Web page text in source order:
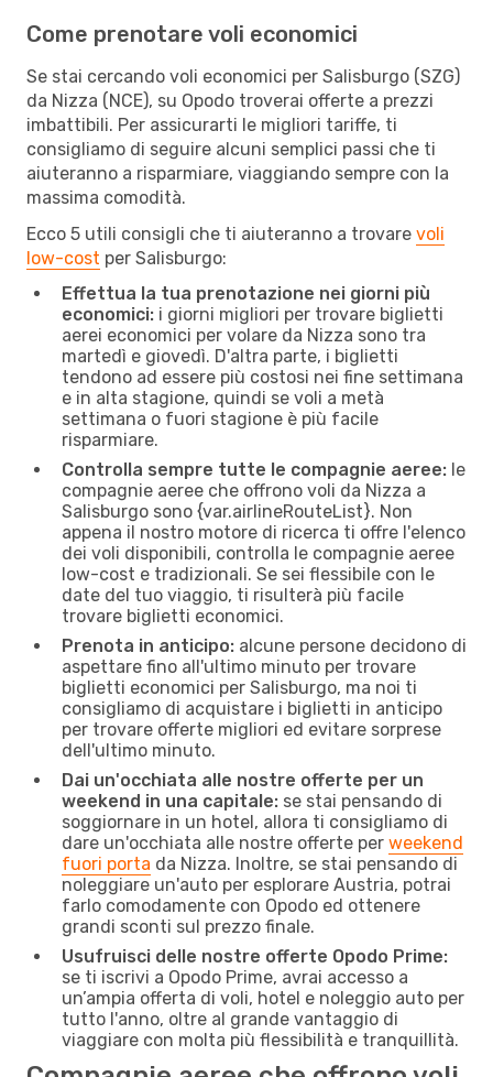
Come prenotare voli economici
Se stai cercando voli economici per Salisburgo (SZG)
da Nizza (NCE), su Opodo troverai offerte a prezzi
imbattibili. Per assicurarti le migliori tariffe, ti
consigliamo di seguire alcuni semplici passi che ti
aiuteranno a risparmiare, viaggiando sempre con la
massima comodità.
Ecco 5 utili consigli che ti aiuteranno a trovare voli
low-cost per Salisburgo:
Effettua la tua prenotazione nei giorni più
economici: i giorni migliori per trovare biglietti
aerei economici per volare da Nizza sono tra
martedì e giovedì. D'altra parte, i biglietti
tendono ad essere più costosi nei fine settimana
e in alta stagione, quindi se voli a metà
settimana o fuori stagione è più facile
risparmiare.
Controlla sempre tutte le compagnie aeree: le
compagnie aeree che offrono voli da Nizza a
Salisburgo sono {​var.airlineRouteList}. Non
appena il nostro motore di ricerca ti offre l'elenco
dei voli disponibili, controlla le compagnie aeree
low-cost e tradizionali. Se sei flessibile con le
date del tuo viaggio, ti risulterà più facile
trovare biglietti economici.
Prenota in anticipo: alcune persone decidono di
aspettare fino all'ultimo minuto per trovare
biglietti economici per Salisburgo, ma noi ti
consigliamo di acquistare i biglietti in anticipo
per trovare offerte migliori ed evitare sorprese
dell'ultimo minuto.
Dai un'occhiata alle nostre offerte per un
weekend in una capitale: se stai pensando di
soggiornare in un hotel, allora ti consigliamo di
dare un'occhiata alle nostre offerte per weekend
fuori porta da Nizza. Inoltre, se stai pensando di
noleggiare un'auto per esplorare Austria, potrai
farlo comodamente con Opodo ed ottenere
grandi sconti sul prezzo finale.
Usufruisci delle nostre offerte Opodo Prime:
se ti iscrivi a Opodo Prime, avrai accesso a
un’ampia offerta di voli, hotel e noleggio auto per
tutto l'anno, oltre al grande vantaggio di
viaggiare con molta più flessibilità e tranquillità.